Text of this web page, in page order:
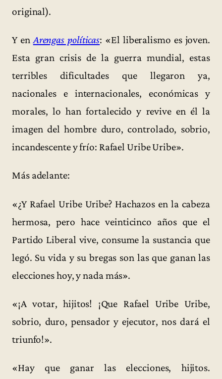
original).
Y enArengas políticas: «El liberalismo es joven.
Esta gran crisis de la guerra mundial, estas
terribles dificultades que llegaron ya,
nacionales e internacionales, económicas y
morales, lo han fortalecido y revive en él la
imagen del hombre duro, controlado, sobrio,
incandescente y frío: Rafael Uribe Uribe».
Más adelante:
«¿Y Rafael Uribe Uribe? Hachazos en la cabeza
hermosa, pero hace veinticinco años que el
Partido Liberal vive, consume la sustancia que
legó. Su vida y su bregas son las que ganan las
elecciones hoy, y nada más».
«¡A votar, hijitos! ¡Que Rafael Uribe Uribe,
sobrio, duro, pensador y ejecutor, nos dará el
triunfo!».
«Hay que ganar las elecciones, hijitos.